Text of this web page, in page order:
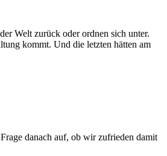
Welt zurück oder ordnen sich unter.
kommt. Und die letzten hätten am
danach auf, ob wir zufrieden damit